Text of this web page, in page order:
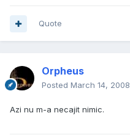
Quote
Orpheus
Posted March 14, 2008
Azi nu m-a necajit nimic.